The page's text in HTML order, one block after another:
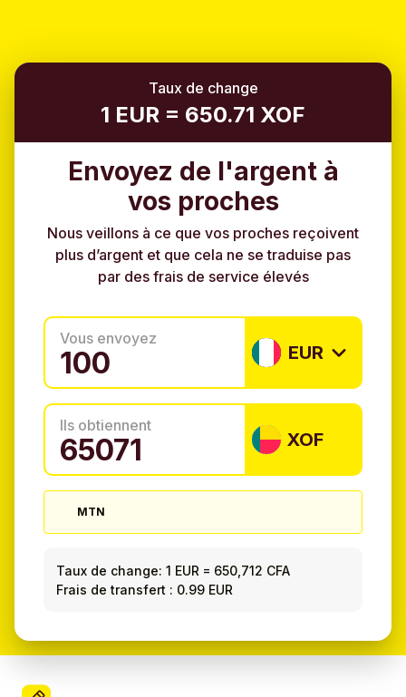
Taux de change
1 EUR = 650.71 XOF
Envoyez de l'argent à
vos proches
Nous veillons à ce que vos proches reçoivent
plus d’argent et que cela ne se traduise pas
par des frais de service élevés
Vous envoyez
EUR
Ils obtiennent
XOF
MTN
Taux de change: 1 EUR = 650,712 CFA
Frais de transfert : 0.99 EUR